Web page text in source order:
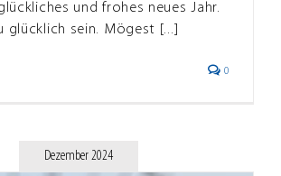
und frohes neues Jahr.
glücklich sein. Mögest [...]
0
Dezember 2024